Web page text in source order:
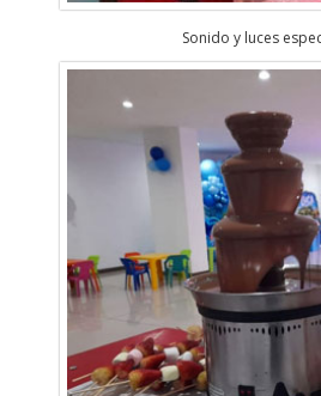
Sonido y luces